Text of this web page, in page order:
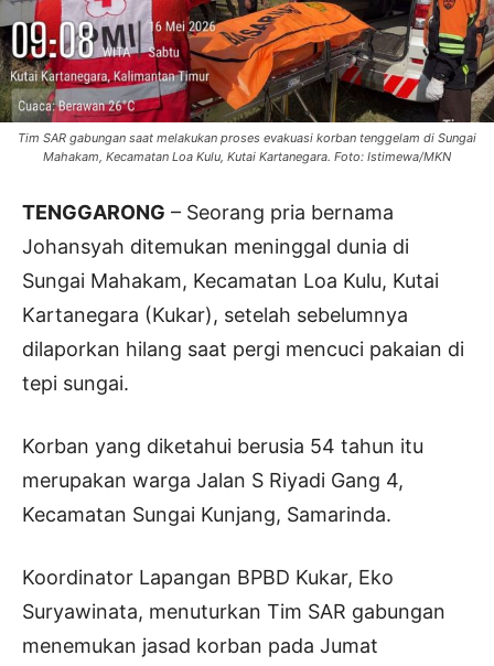
Tim SAR gabungan saat melakukan proses evakuasi korban tenggelam di Sungai
Mahakam, Kecamatan Loa Kulu, Kutai Kartanegara. Foto: Istimewa/MKN
TENGGARONG – Seorang pria bernama
Johansyah ditemukan meninggal dunia di
Sungai Mahakam, Kecamatan Loa Kulu, Kutai
Kartanegara (Kukar), setelah sebelumnya
dilaporkan hilang saat pergi mencuci pakaian di
tepi sungai.
Korban yang diketahui berusia 54 tahun itu
merupakan warga Jalan S Riyadi Gang 4,
Kecamatan Sungai Kunjang, Samarinda.
Koordinator Lapangan BPBD Kukar, Eko
Suryawinata, menuturkan Tim SAR gabungan
menemukan jasad korban pada Jumat